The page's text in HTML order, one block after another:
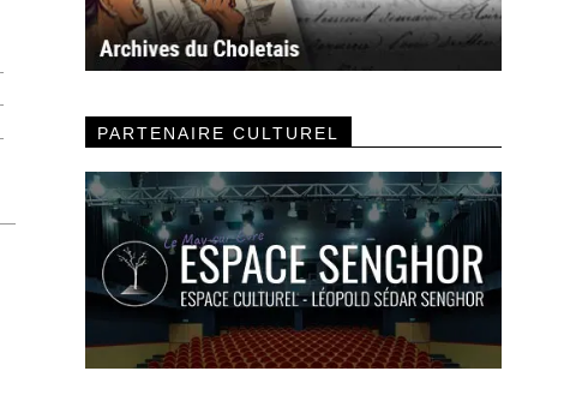
PARTENAIRE CULTUREL